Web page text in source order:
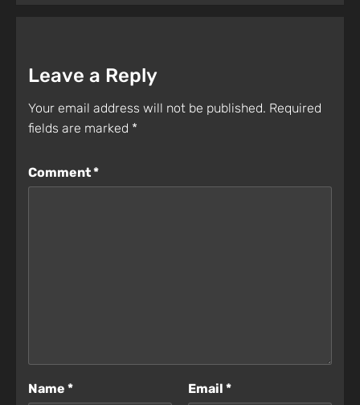
Leave a Reply
Your email address will not be published. Required
fields are marked *
Comment*
Name * Email *